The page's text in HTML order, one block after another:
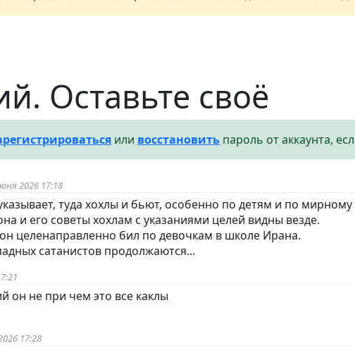
Оставьте своё
или восстановить пароль от аккаунта,
2026 17:18
туда хохлы и бьют, особенно по детям и по
и его советы хохлам с указаниями целей видны везде.
целенаправленно бил по девочкам в школе Ирана.
сатанистов продолжаются...
он не при чем это все каклы
17:28